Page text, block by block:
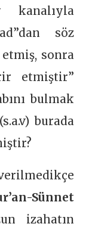
kanalıyla
söz
sonra
etmiştir”
bulmak
(s.a.v) burada
Sünnet
izahatın